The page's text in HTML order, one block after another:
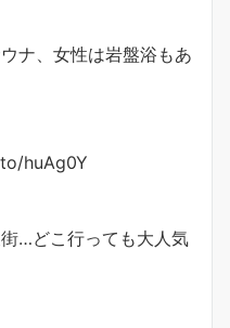
ナ、女性は岩盤浴もあ
huAg0Y
…どこ行っても大人気